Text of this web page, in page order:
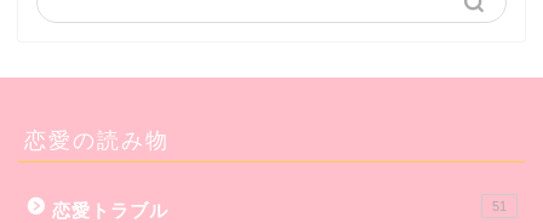
恋愛の読み物
恋愛トラブル 51